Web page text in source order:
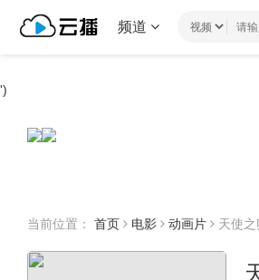
')
频道
当前位置： 首页 电影 动画片 天使